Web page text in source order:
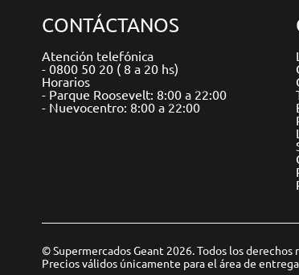
CONTÁCTANOS
Atención telefónica
- 0800 50 20 ( 8 a 20 hs)
Horarios
- Parque Roosevelt: 8:00 a 22:00
- Nuevocentro: 8:00 a 22:00
© Supermercados Geant 2026. Todos los derechos
Precios válidos únicamente para el área de